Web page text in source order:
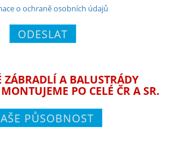
o ochraně osobních údajů
ODESLAT
ZÁBRADLÍ A BALUSTRÁDY
PO CELÉ ČR A SR.
PŮSOBNOST